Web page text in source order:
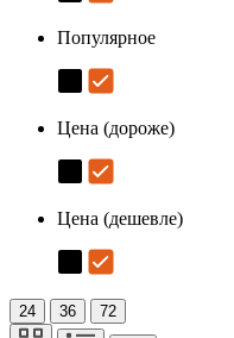
Популярное
Цена (дороже)
Цена (дешевле)
24 36 72